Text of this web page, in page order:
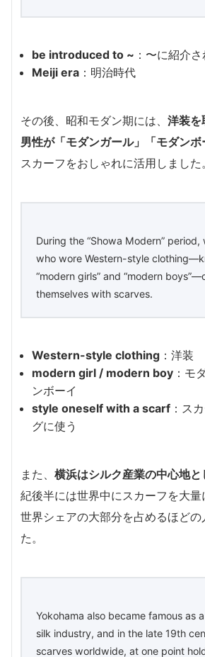
be introduced to ~ ：〜に紹介さ
Meiji era ：明治時代
その後、昭和モダン期には、 洋装を
男性が「モダンガール」「モダン
スカーフをおしゃれに活用しました。
During the “Showa Modern”
who wore Western-style
“modern girls” and “modern
themselves with scarves.
Western-style clothing ：洋装
modern girl / modern boy ：モ
ンボーイ
style oneself with a scarf ：ス
グに使う
また、 横浜はシルク産業の中心地と
紀後半には世界中にスカーフを大
世界シェアの大部分を占めるほどの
た。
Yokohama also became famous as
silk industry, and in the late 19th
scarves worldwide, at one point